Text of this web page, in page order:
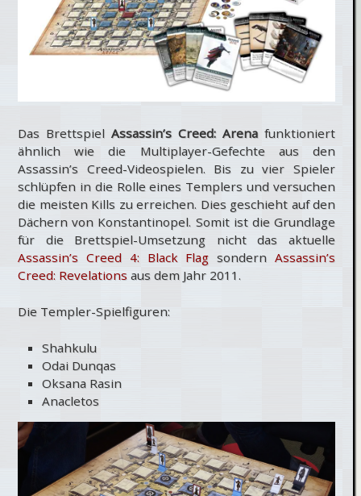
Das Brettspiel Assassin’s Creed: Arenafunktioniert
ähnlich wie die Multiplayer-Gefechte aus den
Assassin’s Creed-Videospielen. Bis zu vier Spieler
schlüpfen in die Rolle eines Templers und versuchen
die meisten Kills zu erreichen. Dies geschieht auf den
Dächern von Konstantinopel. Somit ist die Grundlage
für die Brettspiel-Umsetzung nicht das aktuelle
Assassin’s Creed 4: Black Flag sondernAssassin’s
Creed: Revelations aus dem Jahr 2011.
Die Templer-Spielfiguren:
Shahkulu
Odai Dunqas
Oksana Rasin
Anacletos